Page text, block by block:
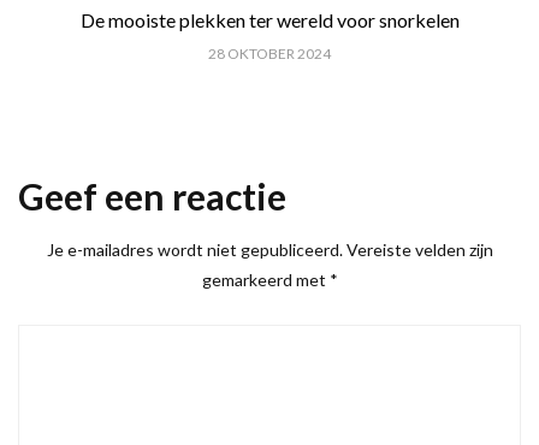
De mooiste plekken ter wereld voor snorkelen
28 OKTOBER 2024
Geef een reactie
Je e-mailadres wordt niet gepubliceerd. Vereiste velden zijn
gemarkeerd met *